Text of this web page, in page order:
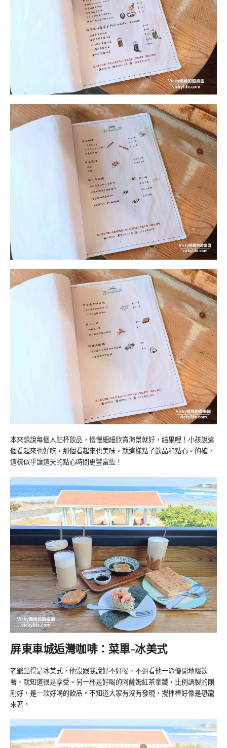
本來想說每個人點杯飲品，慢慢細細欣賞海景就好，結果哩！小孩說這
個看起來也好吃，那個看起來也美味。就這樣點了飲品和點心。的確，
這樣似乎讓這天的點心時間更豐富些！
屏東車城逅灣咖啡：菜單-冰美式
老爺點得是冰美式，他沒跟我說好不好喝，不過看他一派優閒地啜飲
著，就知道很是享受。另一杯是好喝的阿薩姆紅茶拿鐵，比例調製的剛
剛好，是一款好喝的飲品。不知道大家有沒有發現，攪拌棒好像是恐龍
來著。